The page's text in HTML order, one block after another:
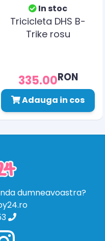
In stoc
Tricicleta DHS B-
Trike rosu
335.00RON
Adauga in cos
dumneavoastra?